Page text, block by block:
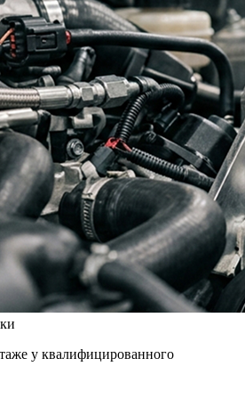
у квалифицированного